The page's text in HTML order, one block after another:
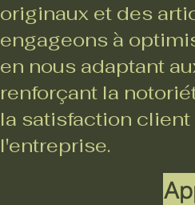
originaux et des
engageons à
en nous adaptant
renforçant la
la satisfaction
l'entreprise.